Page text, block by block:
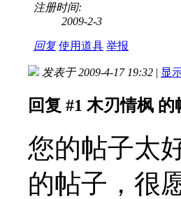
注册时间:
2009-2-3
回复 使用道具 举报
发表于 2009-4-17 19:32 | 显
回复 #1 木刃情枫 的
您的帖子太
的帖子，很